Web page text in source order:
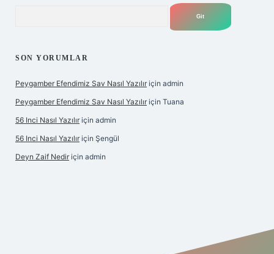
SON YORUMLAR
Peygamber Efendimiz Sav Nasıl Yazılır için admin
Peygamber Efendimiz Sav Nasıl Yazılır için Tuana
56 Inci Nasıl Yazılır için admin
56 Inci Nasıl Yazılır için Şengül
Deyn Zaif Nedir için admin